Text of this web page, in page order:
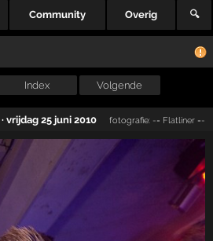
Community Overig 🔍
Index Volgende
·vrijdag 25 juni 2010 fotografie: -= Flatliner =-